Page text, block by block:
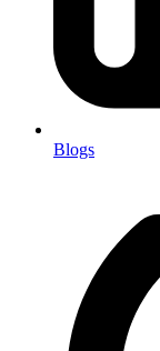
Blogs